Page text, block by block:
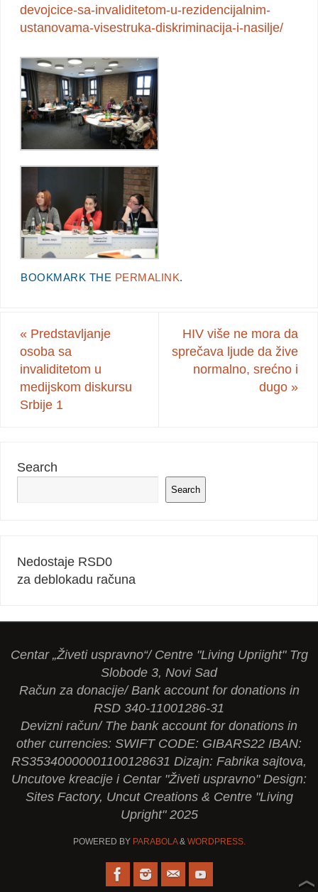
devojcice-sa-invaliditetom-u-rezidencijalnim-
ustanovama-visestruka-diskriminacija-i-nasilje/
BOOKMARK THE PERMALINK.
« Predstavljanje
osoba sa
invaliditetom u
medijskom diskursu
Srbije 1
HIV više ne mora da
sprečava ljude da žive
normalno, srećno i
dugo »
Search
Search
Nedostaje RSD0
za deblokadu računa
Centar „Živeti uspravno“/ Centre "Living Upriight" Trg
Slobode 3, Novi Sad
Račun za donacije/ Bank account for donations in
RSD 340-11001286-31
Devizni račun/ The bank account for donations in
other currencies: SWIFT CODE: GIBARS22 IBAN:
RS35340000001100128631 Dizajn: Fabrika sajtova,
Uncutove kreacije i Centar "Živeti uspravno" Design:
Sites Factory, Uncut Creations & Centre "Living
Upright" 2025
POWERED BY PARABOLA& WORDPRESS.